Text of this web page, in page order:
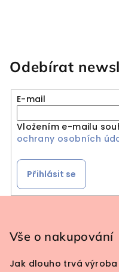
Odebírat
E-mail
Vložením e-mailu
ochrany osobních
Přihlásit se
Vše o nakupování
Jak dlouho trvá